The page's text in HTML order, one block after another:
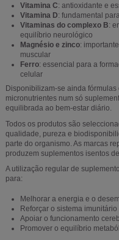
Vitamina C: antioxidante e
Vitamina D: fundamental
Vitaminas do complexo B:
equilíbrio neurológico
Magnésio e zinco:
muscular
Ferro: essencial para a
celular
Disponibilizam-se ainda
micronutrientes num só
equilibrada ao bem-estar diário.
Todos os produtos são
qualidade, pureza e
parte do organismo. As marcas
produzem suplementos isentos
A utilização regular de
para:
Melhorar a energia e o
Reforçar o sistema imunitário
Apoiar o funcionamento
Promover o equilíbrio